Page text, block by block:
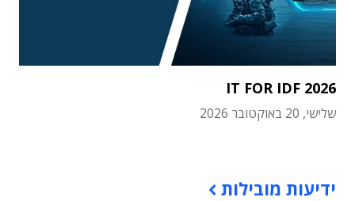
IT FOR IDF 2026
שלישי, 20 באוקטובר 2026
ידיעות מובילות